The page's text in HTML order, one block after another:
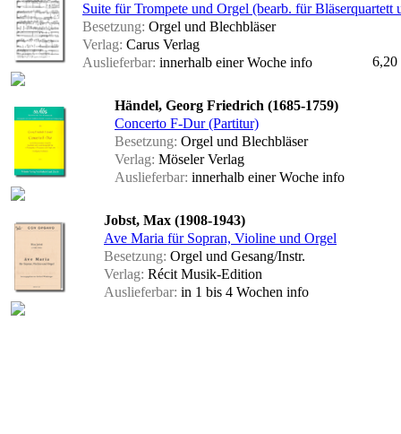
Suite für Trompete und Orgel (bearb. für Bläserquartett
Besetzung: Orgel und Blechbläser
Verlag: Carus Verlag
Auslieferbar: innerhalb einer Woche info 6,20
Händel, Georg Friedrich (1685-1759)
Concerto F-Dur (Partitur)
Besetzung: Orgel und Blechbläser
Verlag: Möseler Verlag
Auslieferbar: innerhalb einer Woche info
Jobst, Max (1908-1943)
Ave Maria für Sopran, Violine und Orgel
Besetzung: Orgel und Gesang/Instr.
Verlag: Récit Musik-Edition
Auslieferbar: in 1 bis 4 Wochen info